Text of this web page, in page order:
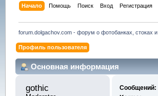
Начало Помощь Поиск Вход Регистрация
forum.dolgachov.com - форум о фотобанках, стоках
Профиль пользователя
Основная информация
gothic
Сообщений: